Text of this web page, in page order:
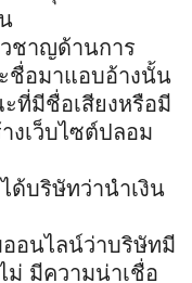
ชาญด้านการ
ชื่อมาแอบอ้างนั้น
ที่มีชื่อเสียงหรือมี
งเว็บไซต์ปลอม
ด้บริษัทว่านำเงิน
อนไลน์ว่าบริษัทมี
ม่ มีความน่าเชื่อ